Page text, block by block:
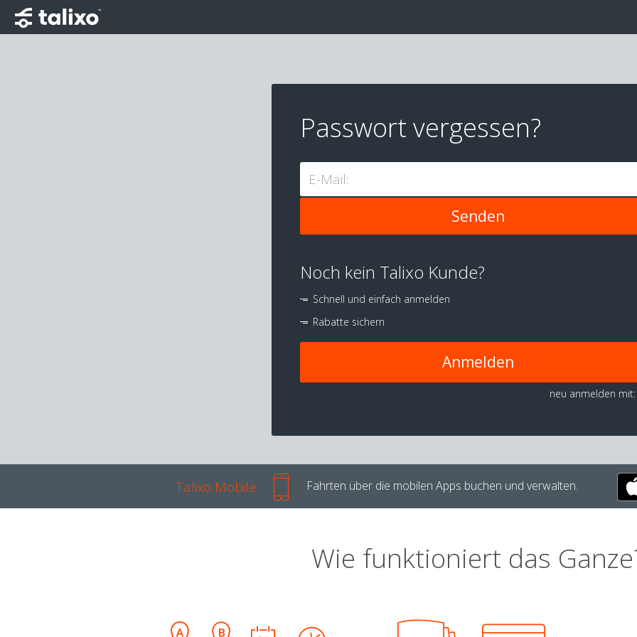
Passwort vergessen?
E-Mail:
Noch kein Talixo Kunde?
Schnell und einfach anmelden
Rabatte sichern
Anmelden
neu anmelden mit:
Talixo Mobile Fahrten über die mobilen Apps buchen und verwalten.
Wie funktioniert das